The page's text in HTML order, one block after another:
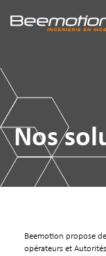
Nos
Beemotion propose
opérateurs et